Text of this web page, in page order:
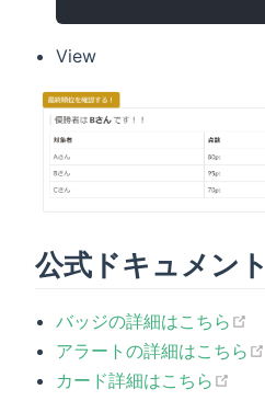
View
公式ドキュメント
バッジの詳細はこちら
アラートの詳細はこちら
カード詳細はこちら